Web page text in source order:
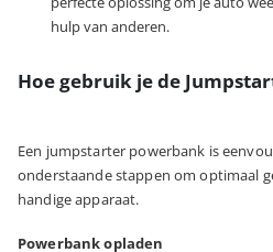
hulp van anderen.
Hoe gebruik je de
Een jumpstarter powerbank is
onderstaande stappen om optimaal
handige apparaat.
Powerbank opladen